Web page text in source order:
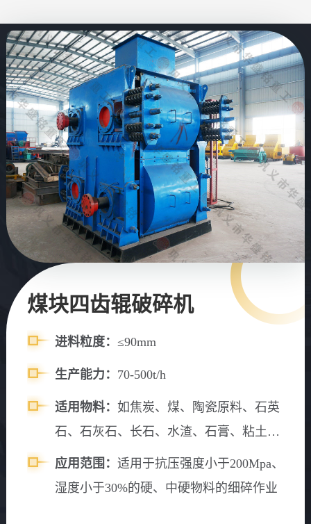
煤块四齿辊破碎机
进料粒度： ≤90mm
生产能力： 70-500t/h
适用物料： 如焦炭、煤、陶瓷原料、石英
石、石灰石、长石、水渣、石膏、粘土、
食盐、化工原料等固体物料
应用范围： 适用于抗压强度小于200Mpa、
湿度小于30%的硬、中硬物料的细碎作业